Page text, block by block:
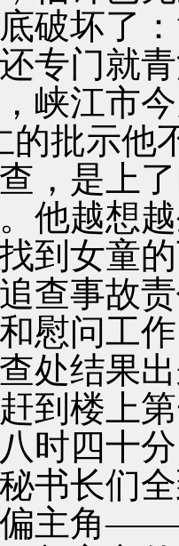
破坏了
专门就
峡江市
的批示他
，是上
他越想
到女童
查事故
慰问工
处结果
到楼上
时四十
书长们
主角